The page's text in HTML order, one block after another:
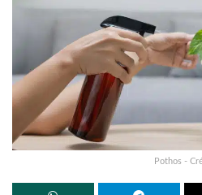
Pothos -